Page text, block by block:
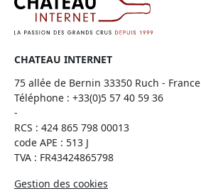
CHATEAU INTERNET
75 allée de Bernin 33350 Ruch - France
Téléphone : +33(0)5 57 40 59 36
-
RCS : 424 865 798 00013
code APE : 513 J
TVA : FR43424865798
Gestion des cookies